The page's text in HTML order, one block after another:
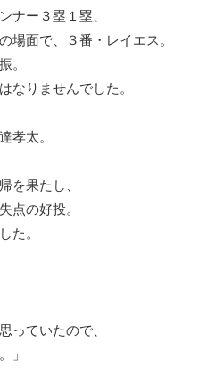
ナー３塁１塁、
場面で、３番・レイエス。
。
なりませんでした。
孝太。
を果たし、
点の好投。
た。
っていたので、
」